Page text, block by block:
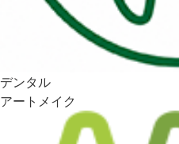
デンタル
アートメイク